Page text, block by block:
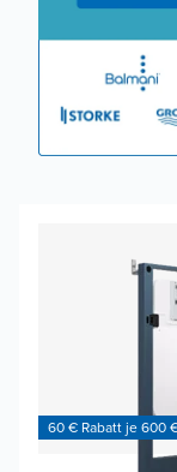
60 € Rabatt je 600